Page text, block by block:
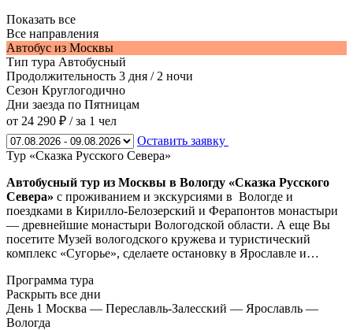
Показать все
Все направления
Автобус из Москвы
Тип тура Автобусный
Продолжительность 3 дня / 2 ночи
Сезон Круглогодично
Дни заезда по Пятницам
от 24 290 ₽ / за 1 чел
Оставить заявку
Тур «Сказка Русского Севера»
Автобусный тур из Москвы в Вологду «Сказка Русского
Севера» с проживанием и экскурсиями в Вологде и
поездками в Кирилло-Белозерский и Ферапонтов монастыри
— древнейшие монастыри Вологодской области. А еще Вы
посетите Музей вологодского кружева и туристический
комплекс «Сугорье», сделаете остановку в Ярославле и…
Программа тура
Раскрыть все дни
День 1 Москва — Переславль-Залесский — Ярославль —
Вологда